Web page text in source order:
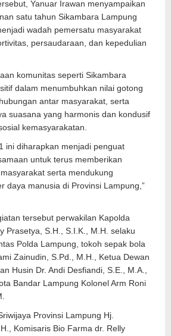
Yanuar Irawan menyampaikan
satu tahun Sikambara Lampung
wadah pemersatu masyarakat
persaudaraan, dan kepedulian
komunitas seperti Sikambara
dalam menumbuhkan nilai gotong
antar masyarakat, serta
suasana yang harmonis dan kondusif
kemasyarakatan.
ini diharapkan menjadi penguat
untuk terus memberikan
serta mendukung
daya manusia di Provinsi Lampung,”
tersebut perwakilan Kapolda
Prasetya, S.H., S.I.K., M.H. selaku
Polda Lampung, tokoh sepak bola
Zainudin, S.Pd., M.H., Ketua Dewan
Husin Dr. Andi Desfiandi, S.E., M.A.,
Bandar Lampung Kolonel Arm Roni
Provinsi Lampung Hj.
Komisaris Bio Farma dr. Relly